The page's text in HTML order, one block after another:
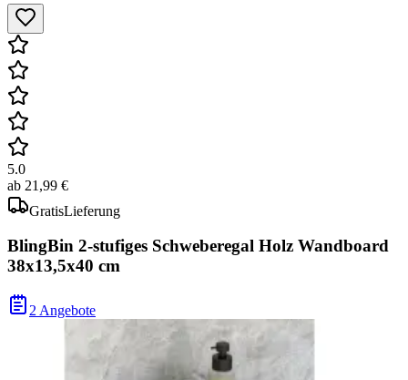
5.0
ab 21,99 €
GratisLieferung
BlingBin 2-stufiges Schweberegal Holz Wandboard
38x13,5x40 cm
2 Angebote